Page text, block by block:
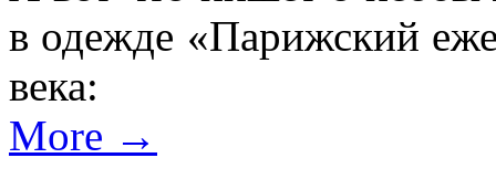
в одежде «Парижский
века:
More →